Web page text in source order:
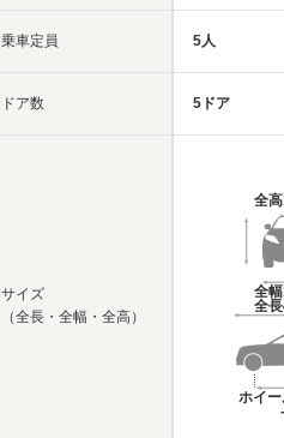
乗車定員
ドア数
サイズ
（全長・全幅・全高）
5人
5ドア
全高
全幅
全長
ホイ